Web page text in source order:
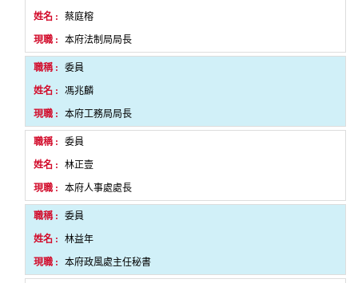
蔡庭榕
本府法制局局長
委員
馮兆麟
本府工務局局長
委員
林正壹
本府人事處處長
委員
林益年
本府政風處主任秘書